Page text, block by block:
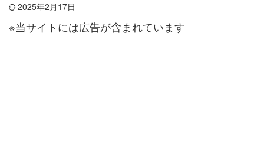
2025年2月17日
※当サイトには広告が含まれています